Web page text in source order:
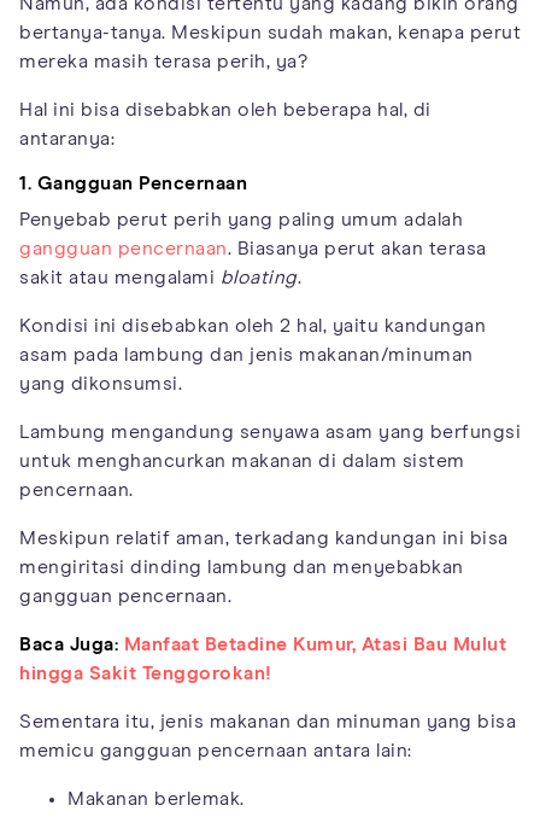
Namun, ada kondisi tertentu yang kadang bikin orang
bertanya-tanya. Meskipun sudah makan, kenapa perut
mereka masih terasa perih, ya?
Hal ini bisa disebabkan oleh beberapa hal, di
antaranya:
1. Gangguan Pencernaan
Penyebab perut perih yang paling umum adalah
gangguan pencernaan. Biasanya perut akan terasa
sakit atau mengalami bloating.
Kondisi ini disebabkan oleh 2 hal, yaitu kandungan
asam pada lambung dan jenis makanan/minuman
yang dikonsumsi.
Lambung mengandung senyawa asam yang berfungsi
untuk menghancurkan makanan di dalam sistem
pencernaan.
Meskipun relatif aman, terkadang kandungan ini bisa
mengiritasi dinding lambung dan menyebabkan
gangguan pencernaan.
Baca Juga: Manfaat Betadine Kumur, Atasi Bau Mulut
hingga Sakit Tenggorokan!
Sementara itu, jenis makanan dan minuman yang bisa
memicu gangguan pencernaan antara lain:
Makanan berlemak.